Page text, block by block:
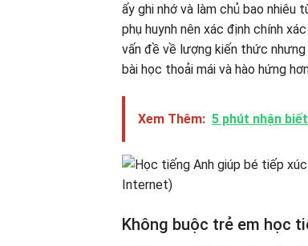
ấy ghi nhớ và làm chủ bao
phụ huynh nên xác định chính
vấn đề về lượng kiến thức nhưng
bài học thoải mái và hào hứng
Xem Thêm: 5 phút nhận
Không buộc trẻ em học